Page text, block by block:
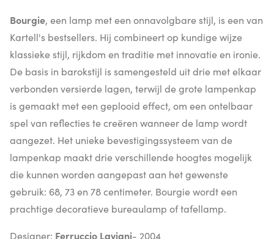
Bourgie, een lamp met een onnavolgbare stijl, is een van
Kartell's bestsellers. Hij combineert op kundige wijze
klassieke stijl, rijkdom en traditie met innovatie en ironie.
De basis in barokstijl is samengesteld uit drie met elkaar
verbonden versierde lagen, terwijl de grote lampenkap
is gemaakt met een geplooid effect, om een ontelbaar
spel van reflecties te creëren wanneer de lamp wordt
aangezet. Het unieke bevestigingssysteem van de
lampenkap maakt drie verschillende hoogtes mogelijk
die kunnen worden aangepast aan het gewenste
gebruik: 68, 73 en 78 centimeter. Bourgie wordt een
prachtige decoratieve bureaulamp of tafellamp.
Designer: Ferruccio Laviani- 2004